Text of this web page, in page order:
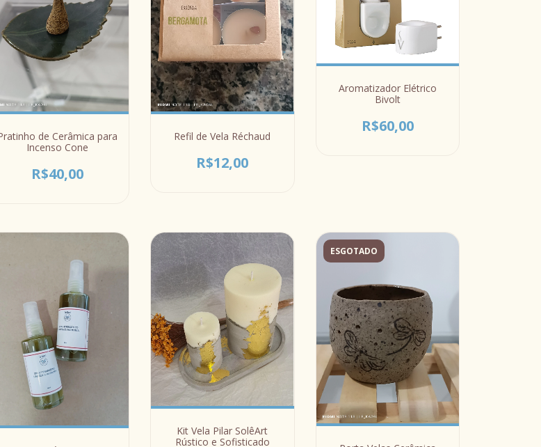
de Cerâmica para
Incenso Cone
R$40,00
Refil de Vela Réchaud
R$12,00
Aromatizador Elétrico
Bivolt
R$60,00
Kit Vela Pilar SolêArt
Rústico e Sofisticado
ESGOTADO